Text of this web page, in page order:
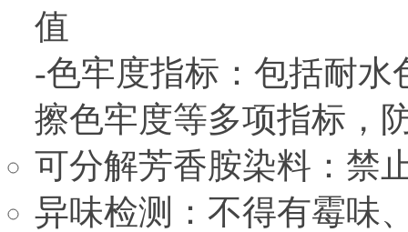
值
-色牢度指标：包括耐
擦色牢度等多项指标，
可分解芳香胺染料：禁
异味检测：不得有霉味